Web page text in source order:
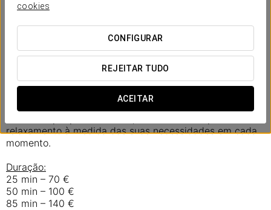
cookies
CONFIGURAR
REJEITAR TUDO
ACEITAR
Massagem com aromaterapia
A nossa massagem com aromaterapia convida-o a viver
se combina com o poder relaxante dos óleos essenciais.
Um ritual concebido para aliviar tensões, equilibrar a
mente e reconectar-se com a sua calma interior.
Cada massagem é adaptada a si através de
relaxamento à medida das suas necessidades em cada
momento.
Duração:
25 min – 70 €
50 min – 100 €
85 min – 140 €